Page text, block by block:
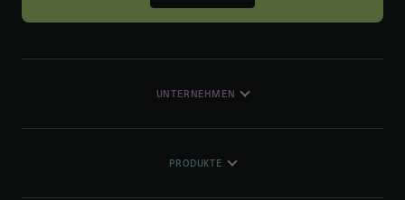
UNTERNEHMEN
PRODUKTE